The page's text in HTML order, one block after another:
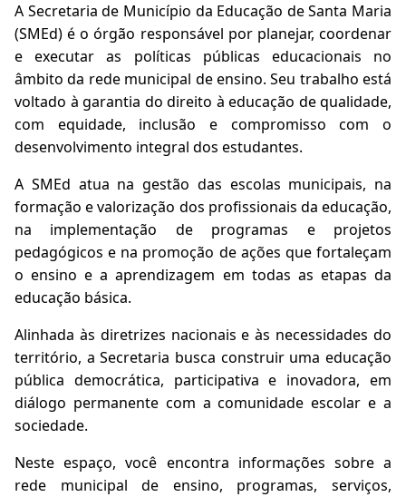
A Secretaria de Município da Educação de Santa Maria
(SMEd) é o órgão responsável por planejar, coordenar
e executar as políticas públicas educacionais no
âmbito da rede municipal de ensino. Seu trabalho está
voltado à garantia do direito à educação de qualidade,
com equidade, inclusão e compromisso com o
desenvolvimento integral dos estudantes.
A SMEd atua na gestão das escolas municipais, na
formação e valorização dos profissionais da educação,
na implementação de programas e projetos
pedagógicos e na promoção de ações que fortaleçam
o ensino e a aprendizagem em todas as etapas da
educação básica.
Alinhada às diretrizes nacionais e às necessidades do
território, a Secretaria busca construir uma educação
pública democrática, participativa e inovadora, em
diálogo permanente com a comunidade escolar e a
sociedade.
Neste espaço, você encontra informações sobre a
rede municipal de ensino, programas, serviços,